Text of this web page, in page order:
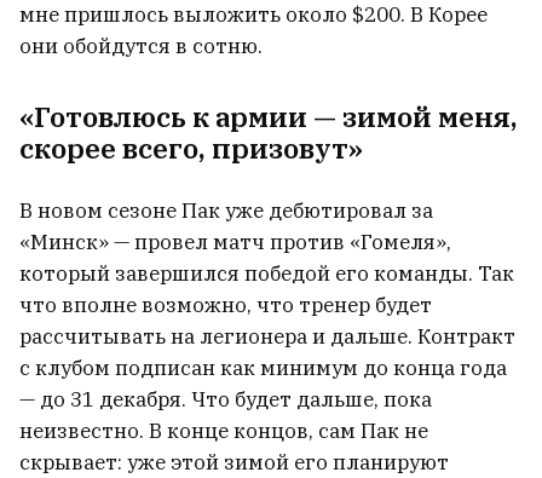
мне пришлось выложить около $200. В Корее
они обойдутся в сотню.
«Готовлюсь к армии — зимой меня,
скорее всего, призовут»
В новом сезоне Пак уже дебютировал за
«Минск» — провел матч против «Гомеля»,
который завершился победой его команды. Так
что вполне возможно, что тренер будет
рассчитывать на легионера и дальше. Контракт
с клубом подписан как минимум до конца года
— до 31 декабря. Что будет дальше, пока
неизвестно. В конце концов, сам Пак не
скрывает: уже этой зимой его планируют